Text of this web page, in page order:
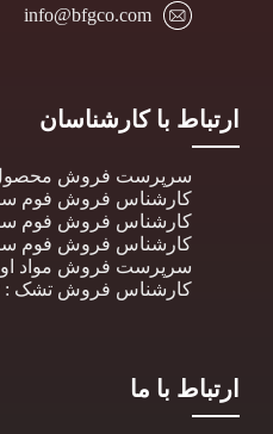
info@bfgco.com
ارتباط با کارشناسان
سرپرست فروش محصول:
کارشناس فروش فوم سرد /
کارشناس فروش فوم سرد/ اسفنج:
کارشناس فروش فوم سرد/اسفنج:
سرپرست فروش مواد اولیه:
کارشناس فروش تشک : 02144714122 (داخلی فروش)
ارتباط با ما